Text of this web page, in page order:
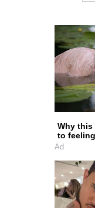
Why this
to
Ad